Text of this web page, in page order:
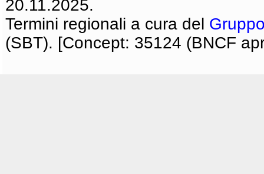
20.11.2025.
Termini regionali a cura del
(SBT). [Concept: 35124 (BNCF